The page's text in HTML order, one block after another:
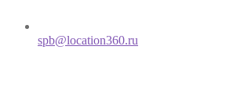
spb@location360.ru